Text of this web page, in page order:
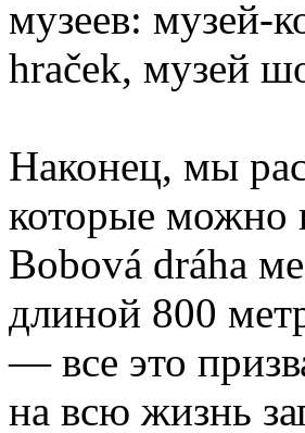
музеев: музей-
hraček, музей
Наконец, мы
которые можно
Bobová dráha
длиной 800
— все это
на всю жизнь